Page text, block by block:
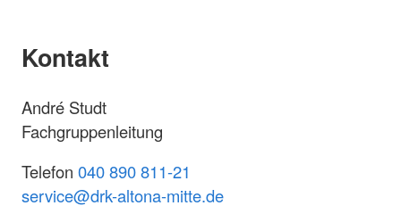
Kontakt
André Studt
Fachgruppenleitung
Telefon 040 890 811-21
service@drk-altona-mitte.de